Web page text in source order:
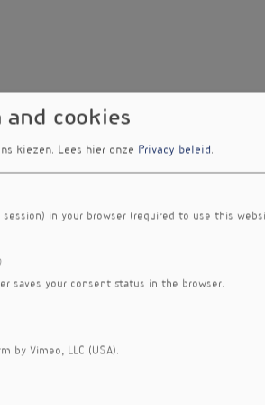
and cookies
kiezen. Lees hier onze Privacy beleid.
in your browser (required to use this
saves your consent status in the browser.
by Vimeo, LLC (USA).